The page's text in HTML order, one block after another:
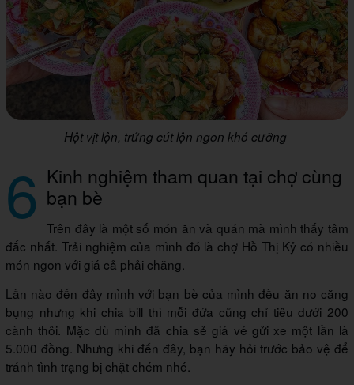
Hột vịt lộn, trứng cút lộn ngon khó cưỡng
6 Kinh nghiệm tham quan tại chợ cùng
bạn bè
Trên đây là một số món ăn và quán mà mình thấy tâm
đắc nhất. Trải nghiệm của mình đó là chợ Hồ Thị Kỷ có nhiều
món ngon với giá cả phải chăng.
Lần nào đến đây mình với bạn bè của mình đều ăn no căng
bụng nhưng khi chia bill thì mỗi đứa cũng chỉ tiêu dưới 200
cành thôi. Mặc dù mình đã chia sẻ giá vé gửi xe một lần là
5.000 đồng. Nhưng khi đến đây, bạn hãy hỏi trước bảo vệ để
tránh tình trạng bị chặt chém nhé.